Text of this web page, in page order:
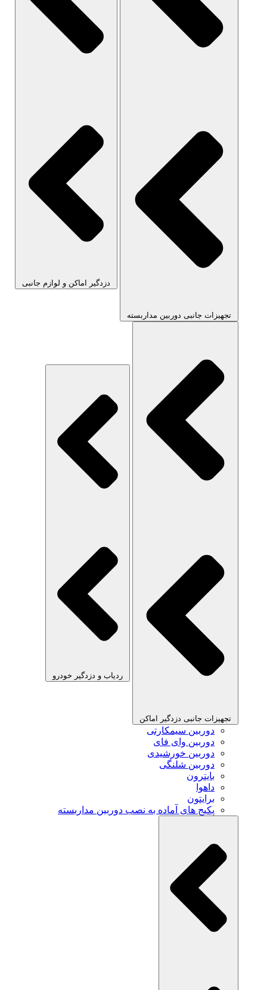
تجهیزات جانبی دوربین مداربسته
دزدگیر اماکن و لوازم جانبی
تجهیزات جانبی دزدگیر اماکن
ردیاب و دزدگیر خودرو
دوربین سیمکارتی
دوربین وای فای
دوربین خورشیدی
دوربین شلنگی
بایترون
داهوا
برایتون
پکیج های آماده به نصب دوربین مداربسته